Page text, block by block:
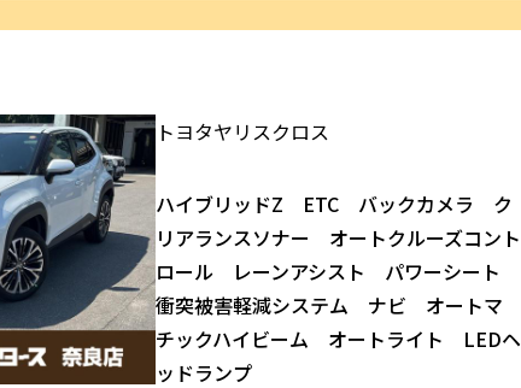
トヨタヤリスクロス
ハイブリッドZ ETC バックカメラ ク
リアランスソナー オートクルーズコント
ロール レーンアシスト パワーシート
衝突被害軽減システム ナビ オートマ
チックハイビーム オートライト LEDヘ
ッドランプ